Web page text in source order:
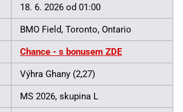
18. 6. 2026 od 01:00
BMO Field, Toronto, Ontario
Chance - s bonusem ZDE
Výhra Ghany (2,27)
MS 2026, skupina L